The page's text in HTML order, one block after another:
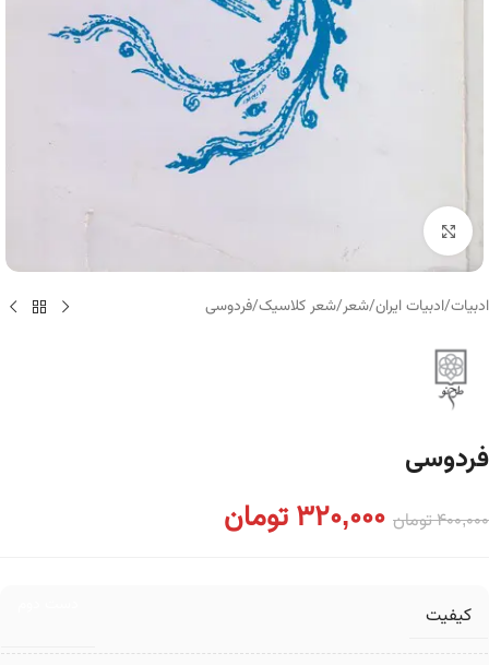
برای بزرگنمایی کلیک کنید
ادبیات/ادبیات ایران/شعر/شعر کلاسیک/فردوسی
فردوسی
400,000تومان 320,000تومان
کیفیت